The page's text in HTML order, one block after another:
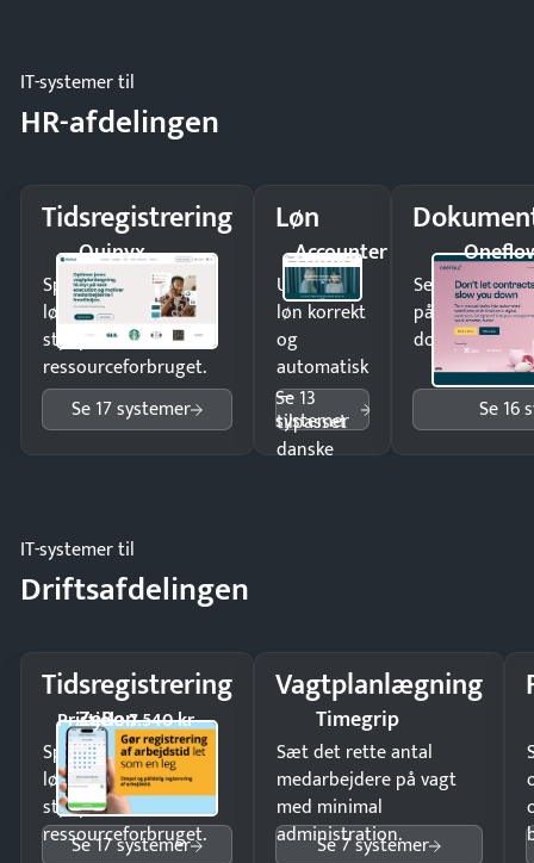
IT-systemer til
HR-afdelingen
Tidsregistrering
Quinyx
Spar tid på
lønberegning og få
styr på
ressourceforbruget.
Se 17 systemer
Løn
Accounter
Udbetal
løn korrekt
og
automatisk
—
tilpasset
danske
Se 13
systemer
Send
på minutter
dokumenter.
Se 16
IT-systemer til
Driftsafdelingen
Tidsregistrering
ZeBon
Pristjek: 7.540 kr
Spar tid på
lønberegning og få
styr på
ressourceforbruget.
Se 17 systemer
Vagtplanlægning
Timegrip
Sæt det rette antal
medarbejdere på vagt
med minimal
administration.
Se 7 systemer